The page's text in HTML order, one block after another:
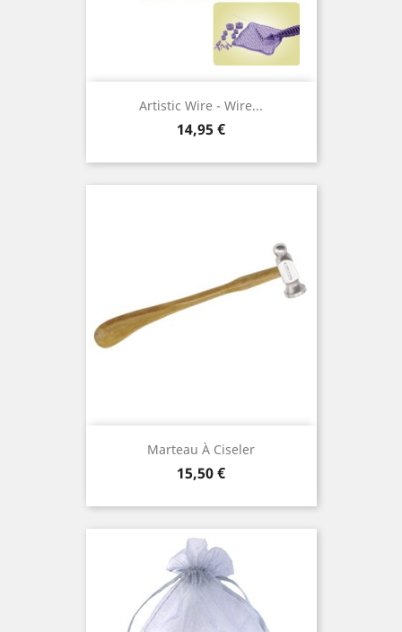
Artistic Wire - Wire...
Prix
14,95 €
Marteau À Ciseler
Prix
15,50 €